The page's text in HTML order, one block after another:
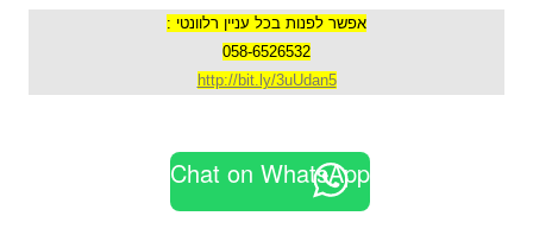
אפשר לפנות בכל עניין רלוונטי :
058-6526532
http://bit.ly/3uUdan5
Chat on WhatsApp